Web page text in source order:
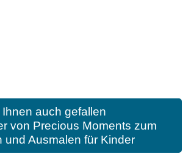
auch gefallen
von Precious Moments zum
und Ausmalen für Kinder